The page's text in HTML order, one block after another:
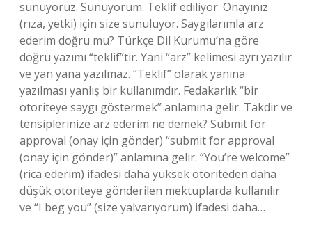
sunuyoruz. Sunuyorum. Teklif ediliyor. Onayınız
(rıza, yetki) için size sunuluyor. Saygılarımla arz
ederim doğru mu? Türkçe Dil Kurumu’na göre
doğru yazımı “teklif”tir. Yani “arz” kelimesi ayrı yazılır
ve yan yana yazılmaz. “Teklif” olarak yanına
yazılması yanlış bir kullanımdır. Fedakarlık “bir
otoriteye saygı göstermek” anlamına gelir. Takdir ve
tensiplerinize arz ederim ne demek? Submit for
approval (onay için gönder) “submit for approval
(onay için gönder)” anlamına gelir. “You’re welcome”
(rica ederim) ifadesi daha yüksek otoriteden daha
düşük otoriteye gönderilen mektuplarda kullanılır
ve “I beg you” (size yalvarıyorum) ifadesi daha…